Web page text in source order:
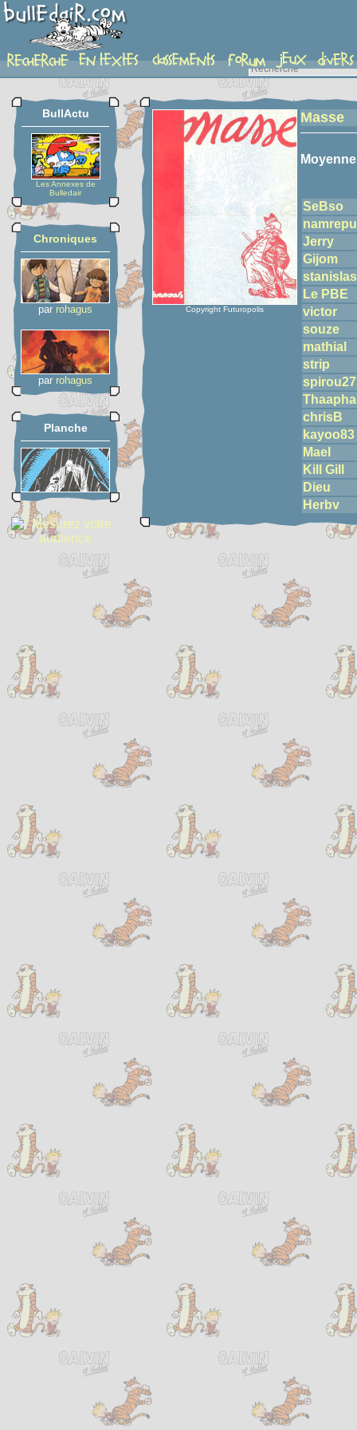
detail-etoiles
BullActu
Les Annexes de
Bulledair
Chroniques
par rohagus
par rohagus
Planche
Copyright Futuropolis
Masse
Moyenne
SeBso
Jerry
Gijom
stanislas
Le PBE
victor
souze
mathial
strip
chrisB
kayoo83
Mael
Kill Gill
Dieu
Herbv